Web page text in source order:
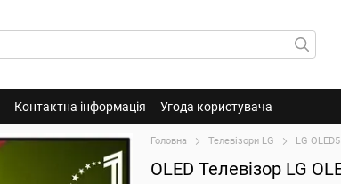
Контактна інформація Угода користувача
Головна Телевізори LG LG
OLED Телевізор LG